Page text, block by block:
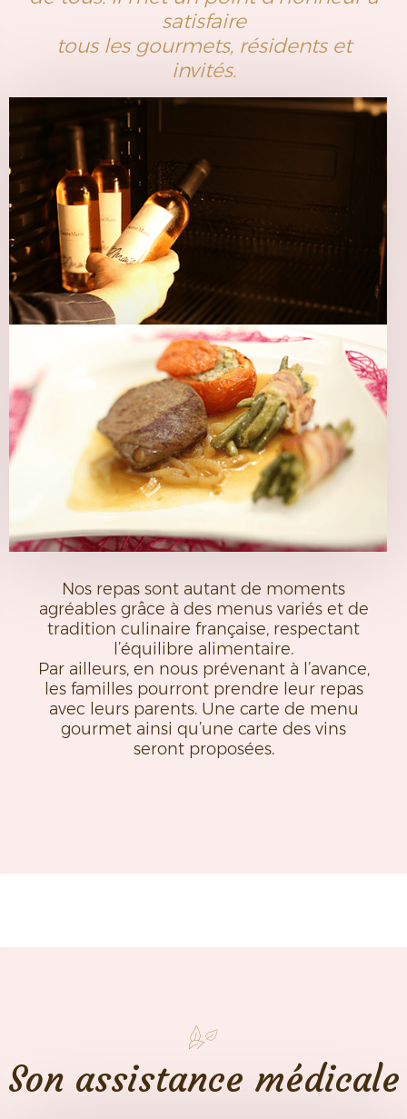
satisfaire
tous les gourmets, résidents et
invités.
Nos repas sont autant de moments
agréables grâce à des menus variés et de
tradition culinaire française, respectant
l’équilibre alimentaire.
Par ailleurs, en nous prévenant à l’avance,
les familles pourront prendre leur repas
avec leurs parents. Une carte de menu
gourmet ainsi qu’une carte des vins
seront proposées.
Son assistance médicale